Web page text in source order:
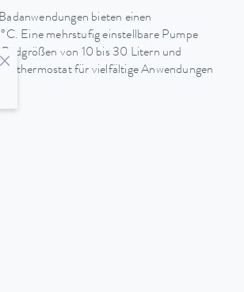
bieten einen
Eine mehrstufig einstellbare Pumpe
von 10 bis 30 Litern und
für vielfältige Anwendungen